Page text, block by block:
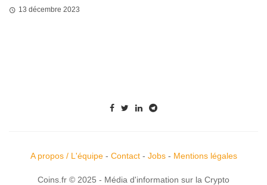
13 décembre 2023
A propos / L'équipe- Contact- Jobs- Mentions légales
Coins.fr © 2025 - Média d'information sur la Crypto